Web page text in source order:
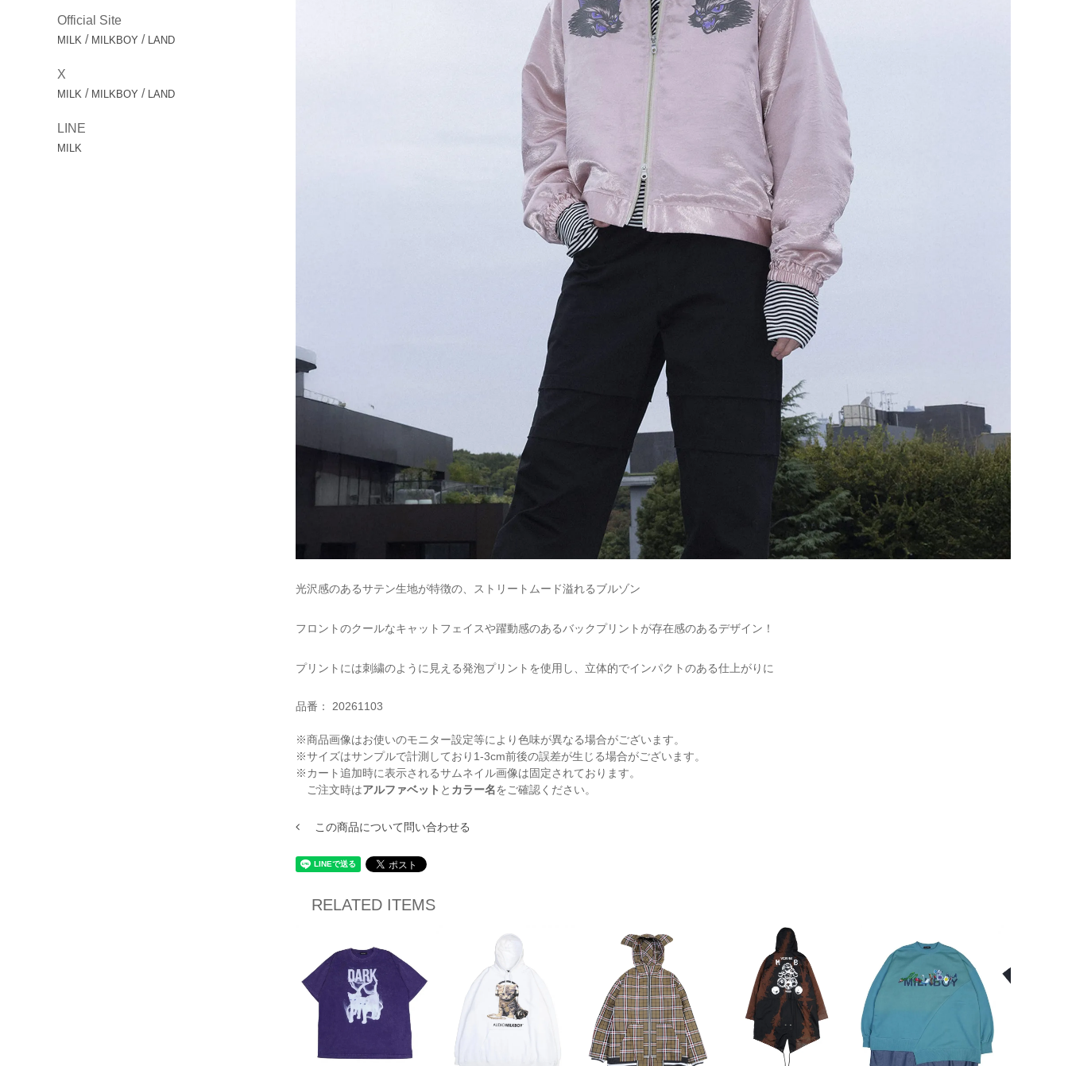
Official Site
MILK / MILKBOY / LAND
X
MILK / MILKBOY / LAND
LINE
MILK
光沢感のあるサテン生地が特徴の、ストリートムード溢れるブルゾン
フロントのクールなキャットフェイスや躍動感のあるバックプリントが存在感のあるデザイン！
プリントには刺繍のように見える発泡プリントを使用し、立体的でインパクトのある仕上がりに
品番： 20261103
※商品画像はお使いのモニター設定等により色味が異なる場合がございます。
※サイズはサンプルで計測しており1-3cm前後の誤差が生じる場合がございます。
※カート追加時に表示されるサムネイル画像は固定されております。
ご注文時はアルファベット と カラー名をご確認ください。
この商品について問い合わせる
RELATED ITEMS